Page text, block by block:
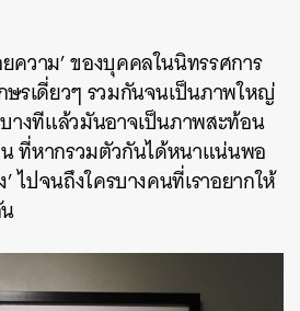
ยความ’ ของบุคคลในนิทรรศการ
รเดี่ยวๆ รวมกันจนเป็นภาพใหญ่
างทีแล้วมันอาจเป็นภาพสะท้อน
น ที่หากรวมตัวกันได้หนาแน่นพอ
ไปจนถึงใครบางคนที่เราอยากให้